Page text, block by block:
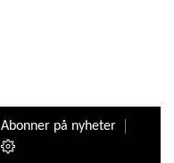
Abonner på nyheter